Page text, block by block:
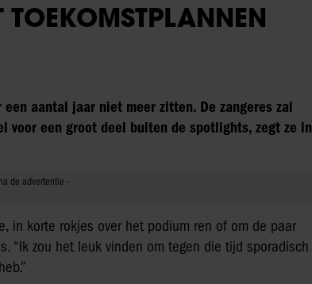
aantal jaar niet meer zitten. De zangeres zal
voor een groot deel buiten de spotlights, zegt ze in
in korte rokjes over het podium ren of om de paar
“Ik zou het leuk vinden om tegen die tijd sporadisch